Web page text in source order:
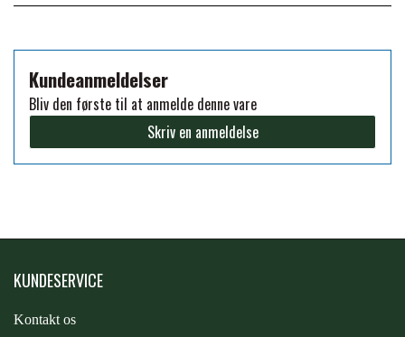
PREMIER EQUINE SADLER
PREMIER EQUINE SADEL TILBEHØR
PREMIER EQUINE SADELUNDERLAG
PREMIER EQUINE PADS
PREMIER EQUINE BENBESKYTTELSE
GP TACK
HAPPY MOUTH
Kundeanmeldelser
Bliv den første til at anmelde denne vare
Skriv en anmeldelse
KUNDESERVICE
Kontakt os